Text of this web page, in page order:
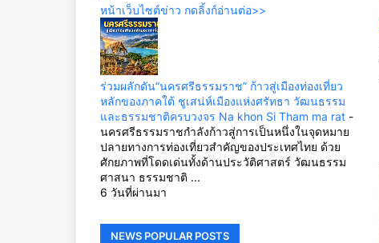
หน้าเว็บไซต์ข่าว กดลิ้งก์อ่านต่อ>>
ร่วมผลักดัน“นครศรีธรรมราช” ก้าวสู่เมืองท่องเที่ยว
หลักของภาคใต้ ชูเสน่ห์เมืองแห่งศรัทธา วัฒนธรรม
และธรรมชาติครบวงจร Na khon Si Tham ma rat -
นครศรีธรรมราชกำลังก้าวสู่การเป็นหนึ่งในจุดหมาย
ปลายทางการท่องเที่ยวสำคัญของประเทศไทย ด้วย
ศักยภาพที่โดดเด่นทั้งด้านประวัติศาสตร์ วัฒนธรรม
ศาสนา ธรรมชาติ ...
6 วันที่ผ่านมา
NEWS POPULAR POSTS